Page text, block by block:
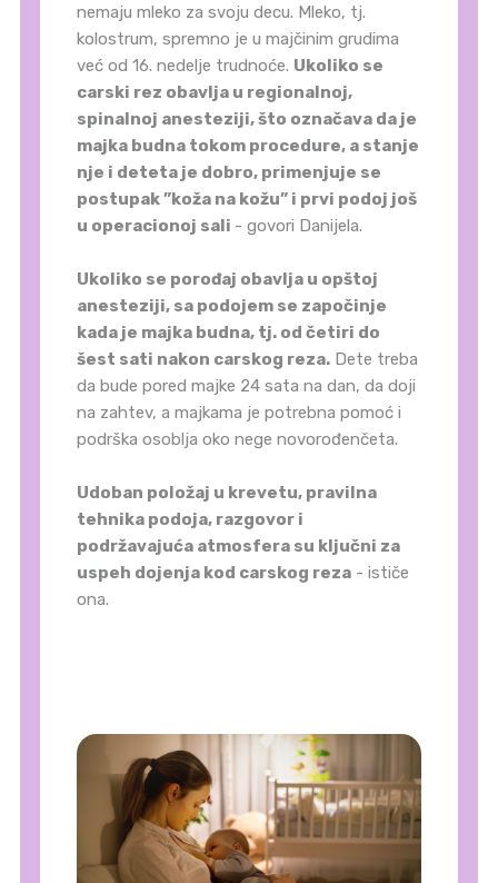
nemaju mleko za svoju decu. Mleko, tj.
kolostrum, spremno je u majčinim grudima
već od 16. nedelje trudnoće. Ukoliko se
carski rez obavlja u regionalnoj,
spinalnoj anesteziji, što označava da je
majka budna tokom procedure, a stanje
nje i deteta je dobro, primenjuje se
postupak ”koža na kožu” i prvi podoj još
u operacionoj sali - govori Danijela.
Ukoliko se porođaj obavlja u opštoj
anesteziji, sa podojem se započinje
kada je majka budna, tj. od četiri do
šest sati nakon carskog reza. Dete treba
da bude pored majke 24 sata na dan, da doji
na zahtev, a majkama je potrebna pomoć i
podrška osoblja oko nege novorođenčeta.
Udoban položaj u krevetu, pravilna
tehnika podoja, razgovor i
podržavajuća atmosfera su ključni za
uspeh dojenja kod carskog reza - ističe
ona.